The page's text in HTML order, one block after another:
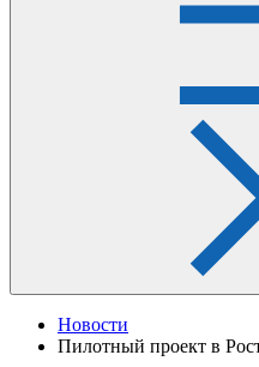
Новости
Пилотный проект в